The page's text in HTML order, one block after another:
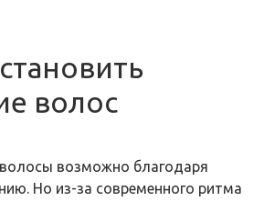
волос
возможно благодаря
Но из-за современного ритма